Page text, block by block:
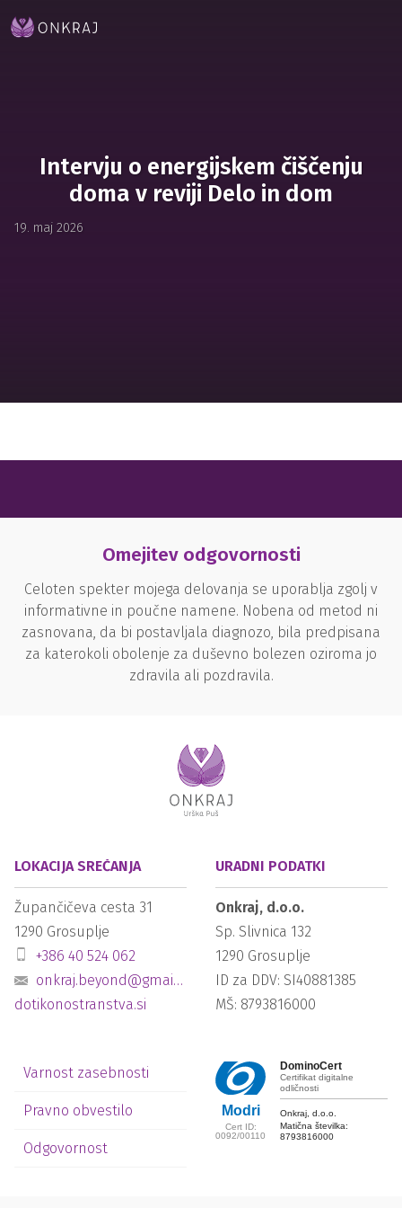
Intervju o energijskem čiščenju
doma v reviji Delo in dom
19. maj 2026
Omejitev odgovornosti
Celoten spekter mojega delovanja se uporablja zgolj v
informativne in poučne namene. Nobena od metod ni
zasnovana, da bi postavljala diagnozo, bila predpisana
za katerokoli obolenje za duševno bolezen oziroma jo
zdravila ali pozdravila.
LOKACIJA SREČANJA
Župančičeva cesta 31
1290 Grosuplje
+386 40 524 062
onkraj.beyond@gmail.com
dotikonostranstva.si
URADNI PODATKI
Onkraj, d.o.o.
Sp. Slivnica 132
1290 Grosuplje
ID za DDV: SI40881385
MŠ: 8793816000
Varnost zasebnosti
Pravno obvestilo
Odgovornost
Modri
Cert ID:
0092/00110
DominoCert
Certifikat digitalne
odličnosti
Onkraj, d.o.o.
Matična številka:
8793816000